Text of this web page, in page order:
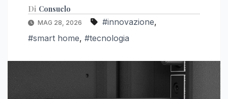
Di Consuelo
MAG 28, 2026 #innovazione,
#smart home, #tecnologia